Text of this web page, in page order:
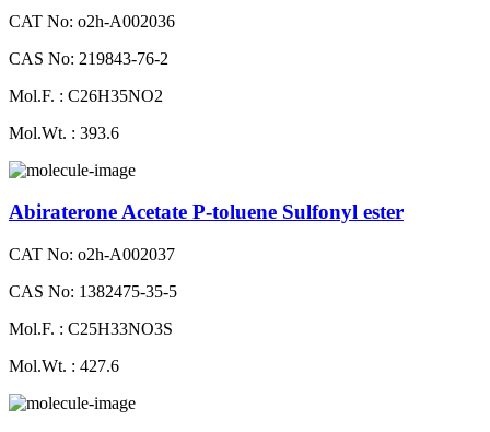
CAT No: o2h-A002036
CAS No: 219843-76-2
Mol.F. : C26H35NO2
Mol.Wt. : 393.6
Abiraterone Acetate P-toluene Sulfonyl ester
CAT No: o2h-A002037
CAS No: 1382475-35-5
Mol.F. : C25H33NO3S
Mol.Wt. : 427.6